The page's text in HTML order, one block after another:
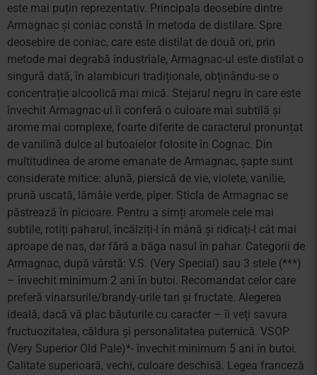
este mai puțin reprezentativ. Principala deosebire dintre
Armagnac și coniac constă în metoda de distilare. Spre
deosebire de coniac, care este distilat de două ori, prin
metode mai degrabă industriale, Armagnac-ul este distilat o
singură dată, în alambicuri tradiționale, obținându-se o
concentrație alcoolică mai mică. Stejarul negru în care este
învechit Armagnac-ul îi conferă o culoare mai subtilă și
arome mai complexe, foarte diferite de caracterul pronunțat
de vanilină dulce al butoaielor folosite în Cognac. Din
multitudinea de arome emanate de Armagnac, șapte sunt
considerate mitice: alună, piersică de vie, violete, vanilie,
prună uscată, lămâie verde, piper. Sticla de Armagnac se
păstrează în picioare. Pentru a simți aromele cele mai
subtile, rotiți paharul, încălziți-l în mână și ridicați-l cât mai
aproape de nas, dar fără a băga nasul în pahar. Categorii de
Armagnac, după vârstă: V.S. (Very Special) sau 3 stele (***)
– învechit minimum 2 ani în butoi. Recomandat celor care
preferă vinarsurile/brandy-urile tari și fructate. Alegerea
ideală, dacă vă plac băuturile cu caracter – îi veți savura
fructuozitatea, căldura și personalitatea puternică. VSOP
(Very Superior Old Pale)*- învechit minimum 5 ani în butoi.
Calitate superioară, vechi, culoare deschisă. Legea franceză